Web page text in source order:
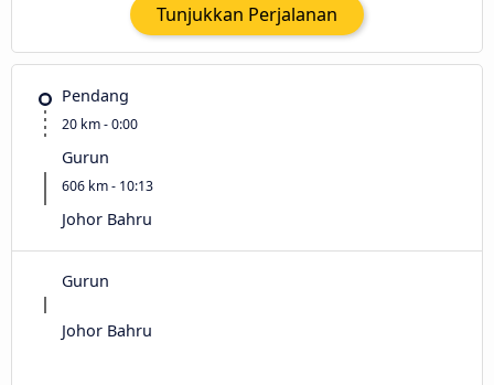
Tunjukkan Perjalanan
Pendang
20 km - 0:00
Gurun
606 km - 10:13
Johor Bahru
Gurun
Johor Bahru